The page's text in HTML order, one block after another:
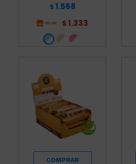
$ 1.568
$ 1.333